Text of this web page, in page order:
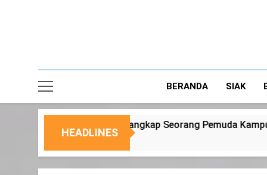
BERANDA SIAK
HEADLINES
Seorang Pemuda Kampung Temusai